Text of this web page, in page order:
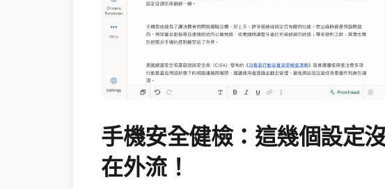
手機安全健檢：這幾個設定
在外流！